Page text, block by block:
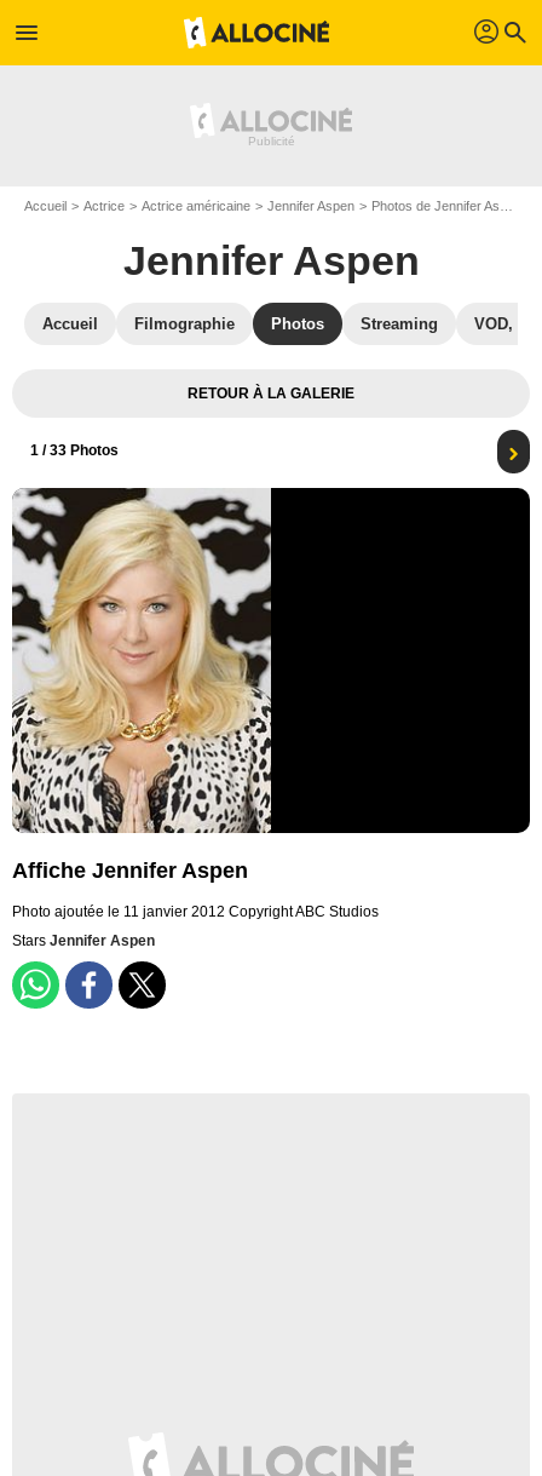
menu profil search
Accueil Actrice Actrice américaine Jennifer Aspen Photos de Jennifer Aspen
Jennifer Aspen
Accueil Filmographie Photos Streaming VOD,
RETOUR À LA GALERIE
1 / 33 Photos
Affiche Jennifer Aspen
Photo ajoutée le 11 janvier 2012 Copyright ABC Studios
Stars Jennifer Aspen